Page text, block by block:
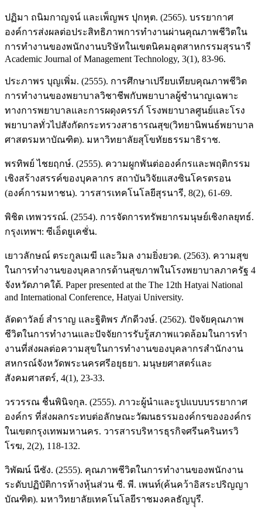
ปฏิมา ถนิมกาญจน์ และเพ็ญพร ปุกหุต. (2565). บรรยากาศ
องค์การส่งผลต่อประสิทธิภาพการทำงานผ่านคุณภาพชีวิตใน
การทำงานของพนักงานบริษัทในเขตนิคมอุตสาหกรรมสุรนารี
Academic Journal of Management Technology, 3(1), 83-96.
ประภาพร บุญเพิ่ม. (2555). การศึกษาเปรียบเทียบคุณภาพชีวิต
การทำงานของพยาบาลวิชาชีพกับพยาบาลผู้ชำนาญเฉพาะ
ทางการพยาบาลและการผดุงครรภ์ โรงพยาบาลศูนย์และโรง
พยาบาลทั่วไปสังกัดกระทรวงสาธารณสุข(วิทยานิพนธ์พยาบาล
ศาสตรมหาบัณฑิต). มหาวิทยาลัยสุโขทัยธรรมาธิราช.
พรทิพย์ ไชยฤกษ์. (2555). ความผูกพันต่อองค์กรและพฤติกรรม
เชิงสร้างสรรค์ของบุคลากร สถาบันวิจัยแสงซินโครตรอน
(องค์การมหาชน). วารสารเทคโนโลยีสุรนารี, 8(2), 61-69.
พิชิต เทพวรรณ์. (2554). การจัดการทรัพยากรมนุษย์เชิงกลยุทธ์.
กรุงเทพฯ: ซีเอ็ดยูเคชั่น.
เยาวลักษณ์ ตระกูลเมฆี และวิมล งามยิ่งยวด. (2563). ความสุข
ในการทำงานของบุคลากรด้านสุขภาพในโรงพยาบาลภาครัฐ 4
จังหวัดภาคใต้. Paper presented at the The 12th Hatyai National
and International Conference, Hatyai University.
ลัดดาวัลย์ สำราญ และฐิติพร ภักดีวงษ์. (2562). ปัจจัยคุณภาพ
ชีวิตในการทํางานและปัจจัยการรับรู้สภาพแวดล้อมในการทํา
งานที่ส่งผลต่อความสุขในการทํางานของบุคลากรสํานักงาน
สหกรณ์จังหวัดพระนครศรีอยุธยา. มนุษยศาสตร์และ
สังคมศาสตร์, 4(1), 23-33.
วรวรรณ ชื่นพินิจกุล. (2555). ภาวะผู้นำและรูปแบบบรรยากาศ
องค์กร ที่ส่งผลกระทบต่อลักษณะวัฒนธรรมองค์กรขององค์กร
ในเขตกรุงเทพมหานคร. วารสารบริหารธุรกิจศรีนครินทรวิ
โรฆ, 2(2), 118-132.
วิพัฒน์ นีซัง. (2555). คุณภาพชีวิตในการทำงานของพนักงาน
ระดับปฏิบัติการห้างหุ้นส่วน ซี. พี. เพนท์(ค้นคว้าอิสระปริญญา
บัณฑิต). มหาวิทยาลัยเทคโนโลยีราชมงคลธัญบุุรี.